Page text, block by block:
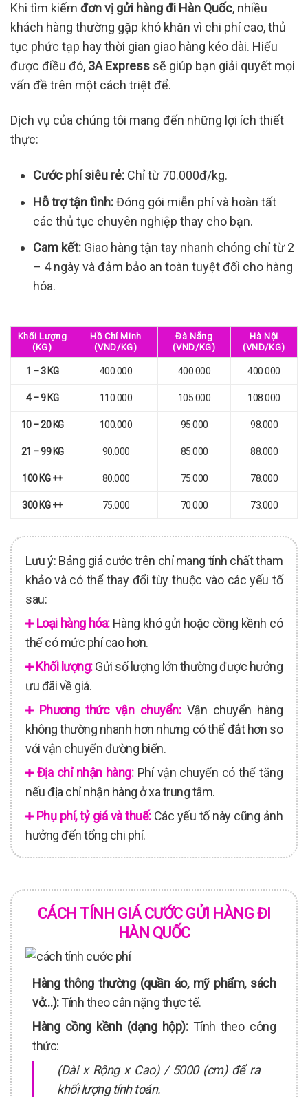
Khi tìm kiếm đơn vị gửi hàng đi Hàn Quốc, nhiều
khách hàng thường gặp khó khăn vì chi phí cao, thủ
tục phức tạp hay thời gian giao hàng kéo dài. Hiểu
được điều đó, 3A Express sẽ giúp bạn giải quyết mọi
vấn đề trên một cách triệt để.
Dịch vụ của chúng tôi mang đến những lợi ích thiết
thực:
Cước phí siêu rẻ: Chỉ từ 70.000đ/kg.
Hỗ trợ tận tình:Đóng gói miễn phí và hoàn tất
các thủ tục chuyên nghiệp thay cho bạn.
Cam kết: Giao hàng tận tay nhanh chóng chỉ từ 2
– 4 ngày và đảm bảo an toàn tuyệt đối cho hàng
hóa.
Khối Lượng
(KG)
Hồ Chí Minh
(VND/KG)
Đà Nẵng
(VND/KG)
Hà Nội
(VND/KG)
1 – 3 KG 400.000 400.000 400.000
4 – 9 KG 110.000 105.000 108.000
10 – 20 KG 100.000 95.000 98.000
21 – 99 KG 90.000 85.000 88.000
100 KG ++ 80.000 75.000 78.000
300 KG ++ 75.000 70.000 73.000
Lưu ý: Bảng giá cước trên chỉ mang tính chất tham
khảo và có thể thay đổi tùy thuộc vào các yếu tố
sau:
Loại hàng hóa:Hàng khó gửi hoặc cồng kềnh có
thể có mức phí cao hơn.
Khối lượng:Gửi số lượng lớn thường được hưởng
ưu đãi về giá.
Phương thức vận chuyển:Vận chuyển hàng
không thường nhanh hơn nhưng có thể đắt hơn so
với vận chuyển đường biển.
Địa chỉ nhận hàng:Phí vận chuyển có thể tăng
nếu địa chỉ nhận hàng ở xa trung tâm.
Phụ phí, tỷ giá và thuế:Các yếu tố này cũng ảnh
hưởng đến tổng chi phí.
CÁCH TÍNH GIÁ CƯỚC GỬI HÀNG ĐI
HÀN QUỐC
Hàng thông thường (quần áo, mỹ phẩm, sách
vở…):Tính theo cân nặng thực tế.
Hàng cồng kềnh (dạng hộp):Tính theo công
thức:
(Dài x Rộng x Cao) / 5000 (cm) để ra
khối lượng tính toán.